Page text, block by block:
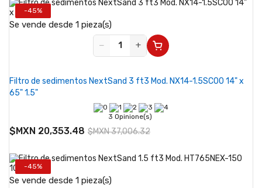
-45%
Se vende desde 1 pieza(s)
−
+
Filtro de sedimentos NextSand 3 ft3 Mod. NX14-1.5SC00 14" x
65" 1.5"
3 Opinione(s)
$MXN 20,353.48 $MXN 37,006.32
-45%
Se vende desde 1 pieza(s)